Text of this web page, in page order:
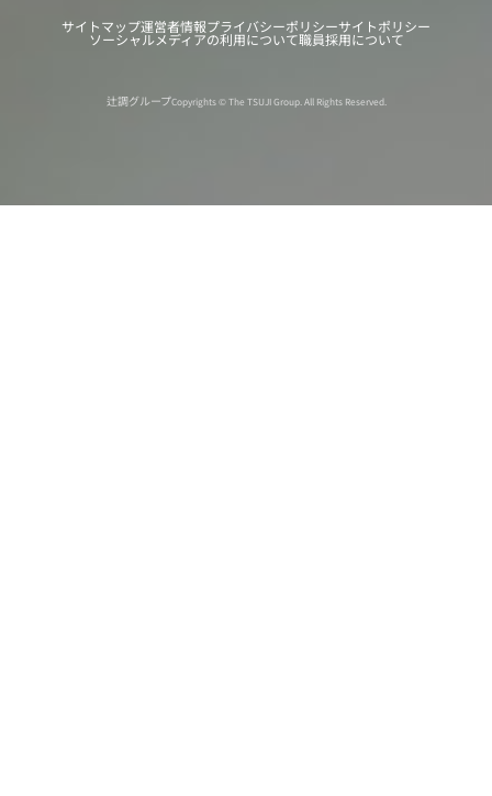
サイトマップ運営者情報プライバシーポリシーサイトポリシー
ソーシャルメディアの利用について職員採用について
辻調グループCopyrights © The TSUJI Group. All Rights Reserved.